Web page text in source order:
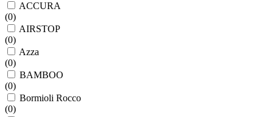
ACCURA
(0)
AIRSTOP
(0)
Azza
(0)
BAMBOO
(0)
Bormioli Rocco
(0)